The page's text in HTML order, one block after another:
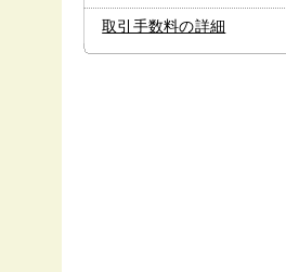
取引手数料の詳細